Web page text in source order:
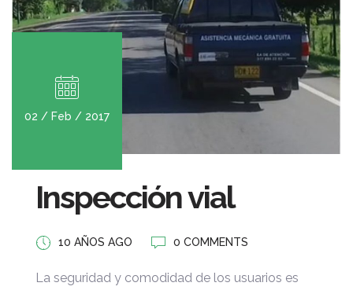
02 / Feb / 2017
Inspección vial
10 AÑOS AGO 0 COMMENTS
La seguridad y comodidad de los usuarios es